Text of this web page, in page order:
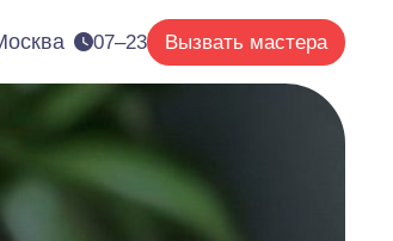
07–23 Вызвать мастера